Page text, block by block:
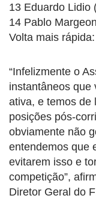
13 Eduardo Lidio
14 Pablo
Volta mais
“Infelizmente o
instantâneos que
ativa, e temos de
posições pós-
obviamente não
entendemos que
evitarem isso e
competição”,
Diretor Geral do